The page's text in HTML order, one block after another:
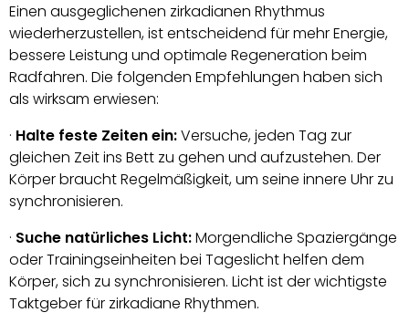
Einen ausgeglichenen zirkadianen Rhythmus
wiederherzustellen, ist entscheidend für mehr Energie,
bessere Leistung und optimale Regeneration beim
Radfahren. Die folgenden Empfehlungen haben sich
als wirksam erwiesen:
· Halte feste Zeiten ein:Versuche, jeden Tag zur
gleichen Zeit ins Bett zu gehen und aufzustehen. Der
Körper braucht Regelmäßigkeit, um seine innere Uhr zu
synchronisieren.
· Suche natürliches Licht:Morgendliche Spaziergänge
oder Trainingseinheiten bei Tageslicht helfen dem
Körper, sich zu synchronisieren. Licht ist der wichtigste
Taktgeber für zirkadiane Rhythmen.